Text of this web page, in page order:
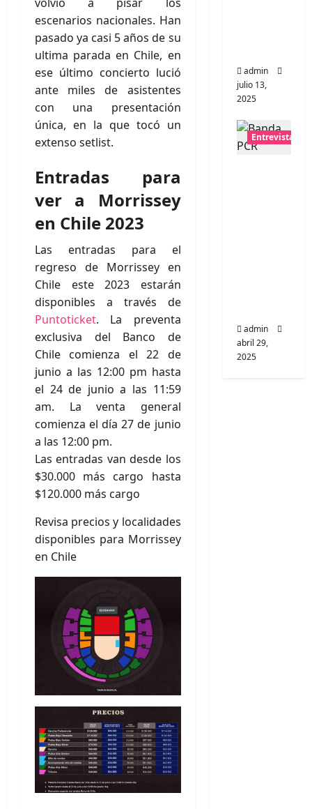
escenarios nacionales. Han
pasado ya casi 5 años de su
ultima parada en Chile, en
ese último concierto lució
ante miles de asistentes
con una presentación
única, en la que tocó un
extenso setlist.
Entradas para
ver a Morrissey
en Chile 2023
Las entradas para el
regreso de Morrissey en
Chile este 2023 estarán
disponibles a través de
Puntoticket. La preventa
exclusiva del Banco de
Chile comienza el 22 de
junio a las 12:00 pm hasta
el 24 de junio a las 11:59
am. La venta general
comienza el día 27 de junio
a las 12:00 pm.
Las entradas van desde los
$30.000 más cargo hasta
$120.000 más cargo
Revisa precios y localidades
disponibles para Morrissey
en Chile
admin
julio 13,
2025
Entrevistas
admin
abril 29,
2025